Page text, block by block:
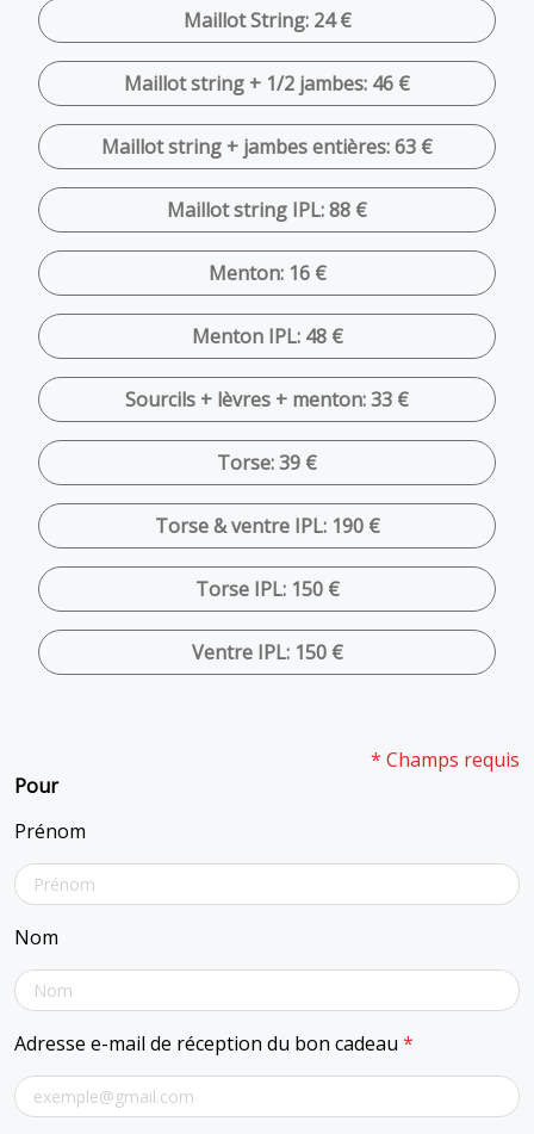
Maillot String: 24 €
Maillot string + 1/2 jambes: 46 €
Maillot string + jambes entières: 63 €
Maillot string IPL: 88 €
Menton: 16 €
Menton IPL: 48 €
Sourcils + lèvres + menton: 33 €
Torse: 39 €
Torse & ventre IPL: 190 €
Torse IPL: 150 €
Ventre IPL: 150 €
* Champs requis
Pour
Prénom
Nom
Adresse e-mail de réception du bon cadeau *